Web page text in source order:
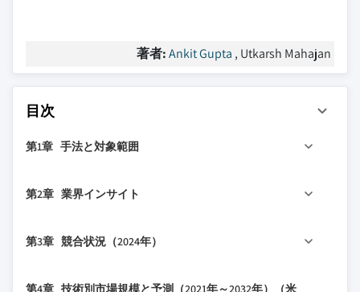
著者:Ankit Gupta , Utkarsh Mahajan
目次
第1章 手法と対象範囲
1.2 基本推定値と計算
1.4 データソース
第2章 業界インサイト
2.2 規制環境
第3章 競合状況（2024年）
第4章 技術別市場規模と予測（2021年～2032年）（米